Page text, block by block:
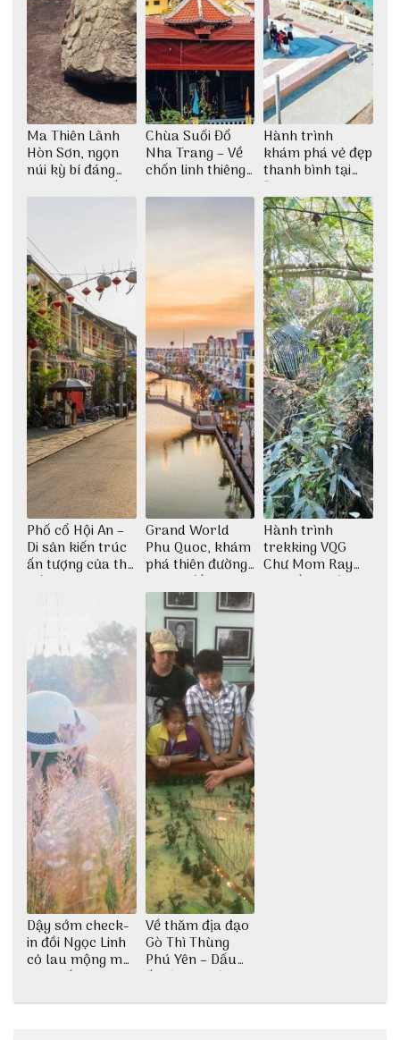
Ma Thiên Lãnh
Hòn Sơn, ngọn
núi kỳ bí đáng
khám phá nhất
Chùa Suối Đổ
Nha Trang – Về
chốn linh thiêng
thiền định
Hành trình
khám phá vẻ đẹp
thanh bình tại
Đảo Phú Quý
Phố cổ Hội An –
Di sản kiến trúc
ấn tượng của thế
giới
Grand World
Phu Quoc, khám
phá thiên đường
giải trí đầy sôi
động
Hành trình
trekking VQG
Chư Mom Ray
tìm về núi rừng
Dậy sớm check-
in đồi Ngọc Linh
cỏ lau mộng mơ
tại Huế nè bạn
Về thăm địa đạo
Gò Thì Thùng
Phú Yên – Dấu
ấn lịch sử còn